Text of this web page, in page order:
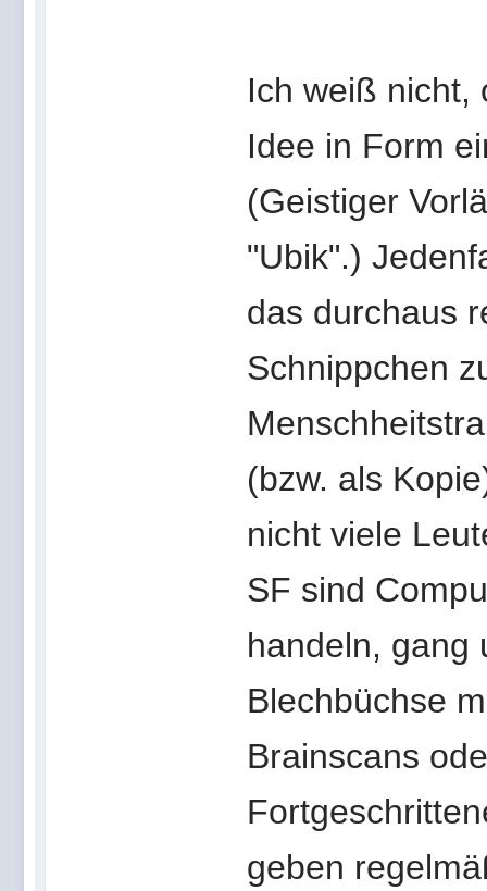
Ich weiß nicht,
Idee in Form
(Geistiger
"Ubik".)
das durchaus
Schnippchen
(bzw. als
nicht viele
SF sind
handeln, gang
Blechbüchse
Brainscans
geben